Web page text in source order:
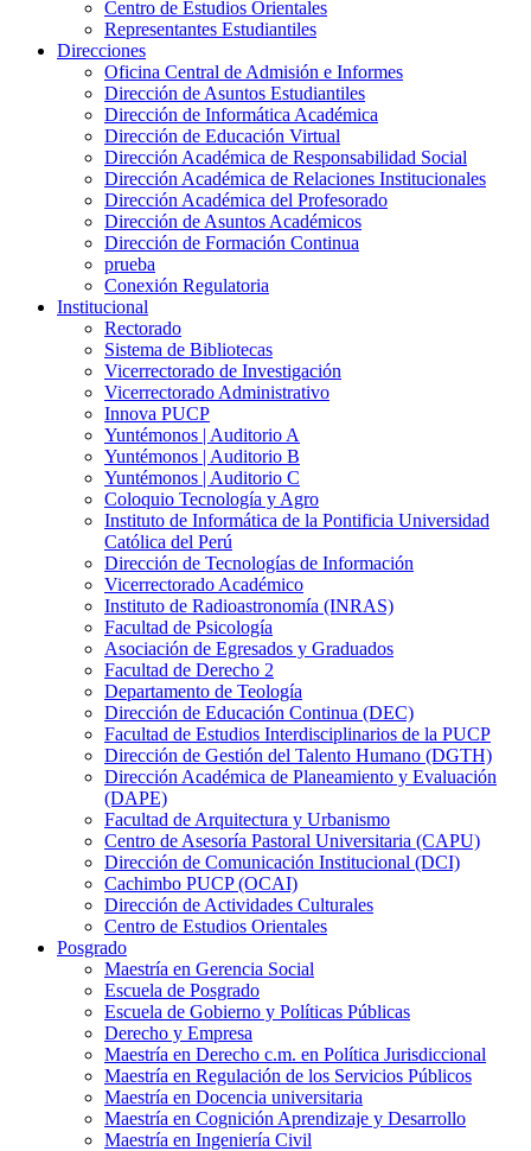
Centro de Estudios Orientales
Representantes Estudiantiles
Direcciones
Oficina Central de Admisión e Informes
Dirección de Asuntos Estudiantiles
Dirección de Informática Académica
Dirección de Educación Virtual
Dirección Académica de Responsabilidad Social
Dirección Académica de Relaciones Institucionales
Dirección Académica del Profesorado
Dirección de Asuntos Académicos
Dirección de Formación Continua
prueba
Conexión Regulatoria
Institucional
Rectorado
Sistema de Bibliotecas
Vicerrectorado de Investigación
Vicerrectorado Administrativo
Innova PUCP
Yuntémonos | Auditorio A
Yuntémonos | Auditorio B
Yuntémonos | Auditorio C
Coloquio Tecnología y Agro
Instituto de Informática de la Pontificia Universidad
Católica del Perú
Dirección de Tecnologías de Información
Vicerrectorado Académico
Instituto de Radioastronomía (INRAS)
Facultad de Psicología
Asociación de Egresados y Graduados
Facultad de Derecho 2
Departamento de Teología
Dirección de Educación Continua (DEC)
Facultad de Estudios Interdisciplinarios de la PUCP
Dirección de Gestión del Talento Humano (DGTH)
Dirección Académica de Planeamiento y Evaluación
(DAPE)
Facultad de Arquitectura y Urbanismo
Centro de Asesoría Pastoral Universitaria (CAPU)
Dirección de Comunicación Institucional (DCI)
Cachimbo PUCP (OCAI)
Dirección de Actividades Culturales
Centro de Estudios Orientales
Posgrado
Maestría en Gerencia Social
Escuela de Posgrado
Escuela de Gobierno y Políticas Públicas
Derecho y Empresa
Maestría en Derecho c.m. en Política Jurisdiccional
Maestría en Regulación de los Servicios Públicos
Maestría en Docencia universitaria
Maestría en Cognición Aprendizaje y Desarrollo
Maestría en Ingeniería Civil